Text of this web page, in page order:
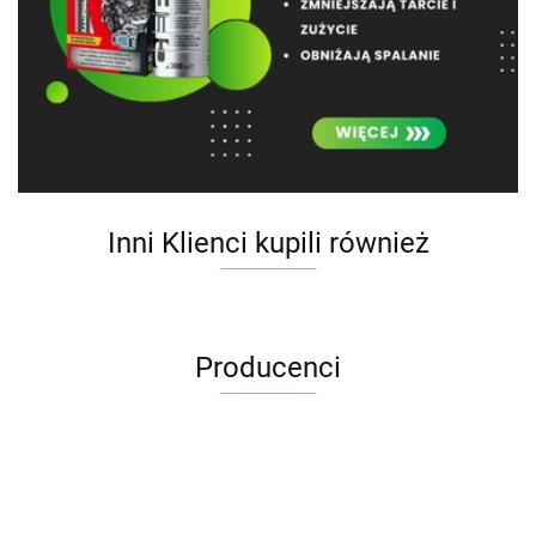
Inni Klienci kupili również
Producenci